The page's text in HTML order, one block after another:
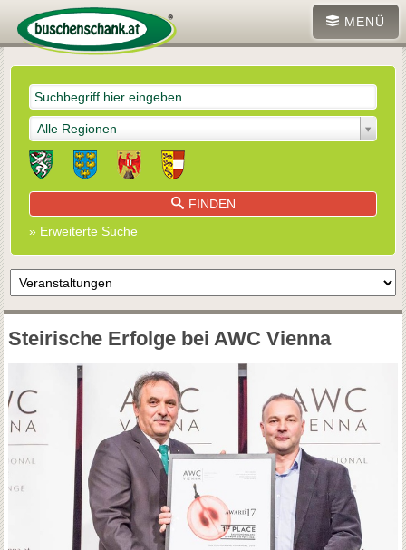
MENÜ
Alle Regionen
FINDEN
» Erweiterte Suche
Steirische Erfolge bei AWC Vienna